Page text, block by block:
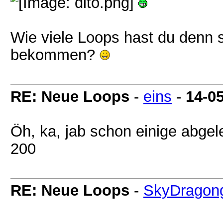
Wie viele Loops hast du denn
bekommen?
RE: Neue Loops - eins - 14-
Öh, ka, jab schon einige
200
RE: Neue Loops -